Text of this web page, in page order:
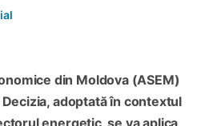
din Moldova (ASEM)
adoptată în contextul
energetic, se va aplica